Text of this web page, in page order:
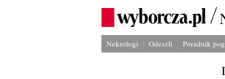
Nekrologi Odeszli Poradnik